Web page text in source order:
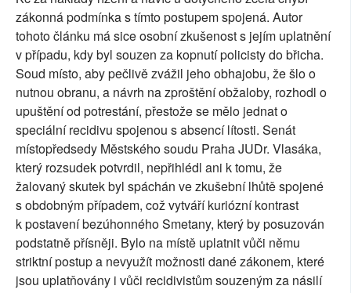
zákonná podmínka s tímto postupem spojená. Autor
tohoto článku má sice osobní zkušenost s jejím uplatnění
v případu, kdy byl souzen za kopnutí policisty do břicha.
Soud místo, aby pečlivě zvážil jeho obhajobu, že šlo o
nutnou obranu, a návrh na zproštění obžaloby, rozhodl o
upuštění od potrestání, přestože se mělo jednat o
speciální recidivu spojenou s absencí lítosti. Senát
místopředsedy Městského soudu Praha JUDr. Vlasáka,
který rozsudek potvrdil, nepřihlédl ani k tomu, že
žalovaný skutek byl spáchán ve zkušební lhůtě spojené
s obdobným případem, což vytváří kuriózní kontrast
k postavení bezúhonného Smetany, který by posuzován
podstatně přísněji. Bylo na místě uplatnit vůči němu
striktní postup a nevyužít možnosti dané zákonem, které
jsou uplatňovány i vůči recidivistům souzeným za násilí